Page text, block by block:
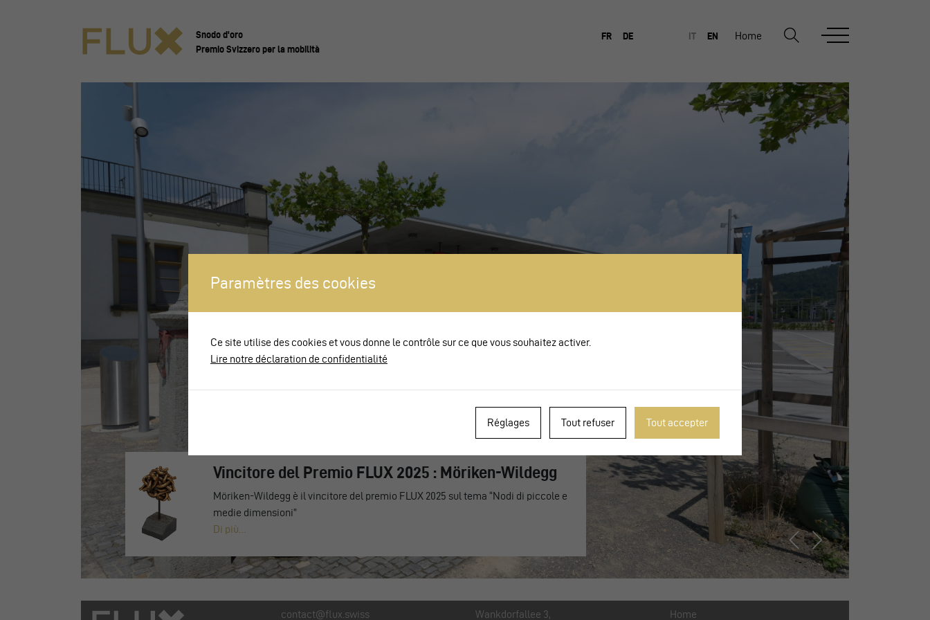
Snodo d'oro
Premio Svizzero per la mobilità
FR DE IT EN Home
Vincitore del Premio FLUX 2025 : Möriken-Wildegg
Möriken-Wildegg è il vincitore del premio FLUX 2025 sul tema “Nodi di piccole e
medie dimensioni”
Di più…
contact@flux.swiss Wankdorfallee 3, Home
Paramètres des cookies
Ce site utilise des cookies et vous donne le contrôle sur ce que vous souhaitez activer.
Lire notre déclaration de confidentialité
Réglages Tout refuser Tout accepter